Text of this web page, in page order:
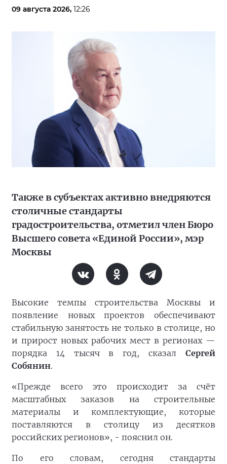
09 августа 2026, 12:26
Также в субъектах активно внедряются
столичные стандарты
градостроительства, отметил член Бюро
Высшего совета «Единой России», мэр
Москвы
Высокие темпы строительства Москвы и
появление новых проектов обеспечивают
стабильную занятость не только в столице, но
и прирост новых рабочих мест в регионах —
порядка 14 тысяч в год, сказал Сергей
Собянин.
«Прежде всего это происходит за счёт
масштабных заказов на строительные
материалы и комплектующие, которые
поставляются в столицу из десятков
российских регионов», - пояснил он.
По его словам, сегодня стандарты